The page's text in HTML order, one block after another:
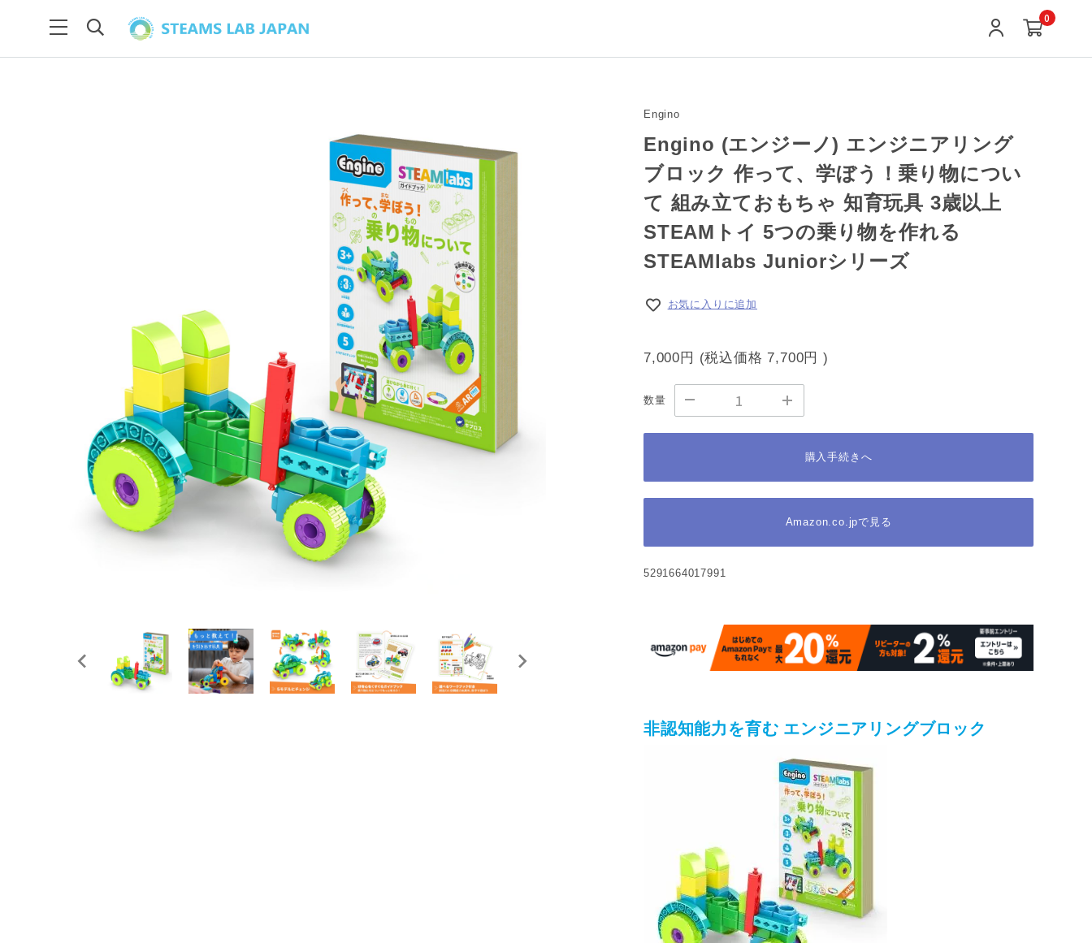
0
Engino
Engino (エンジーノ) エンジニアリング
ブロック 作って、学ぼう！乗り物につい
て 組み立ておもちゃ 知育玩具 3歳以上
STEAMトイ 5つの乗り物を作れる
STEAMlabs Juniorシリーズ
お気に入りに追加
7,000円 (税込価格 7,700円 )
数量
購入手続きへ
Amazon.co.jpで見る
5291664017991
非認知能力を育む エンジニアリングブロック